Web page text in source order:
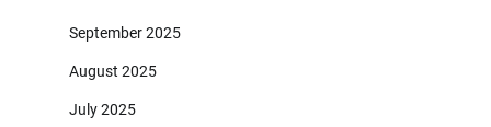
September 2025
August 2025
July 2025